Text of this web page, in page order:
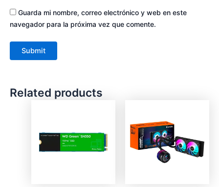
Guarda mi nombre, correo electrónico y web en este
navegador para la próxima vez que comente.
Related products